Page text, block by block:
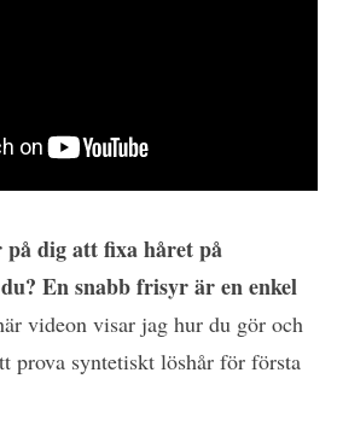
dig att fixa håret på
En snabb frisyr är en enkel
videon visar jag hur du gör och
prova syntetiskt löshår för första